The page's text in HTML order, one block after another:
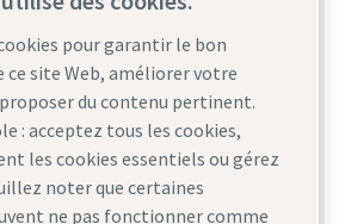
pour
d'air
pour garantir le bon
site Web, améliorer votre
du contenu pertinent.
: acceptez tous les cookies,
les cookies essentiels ou gérez
noter que certaines
ne pas fonctionner comme